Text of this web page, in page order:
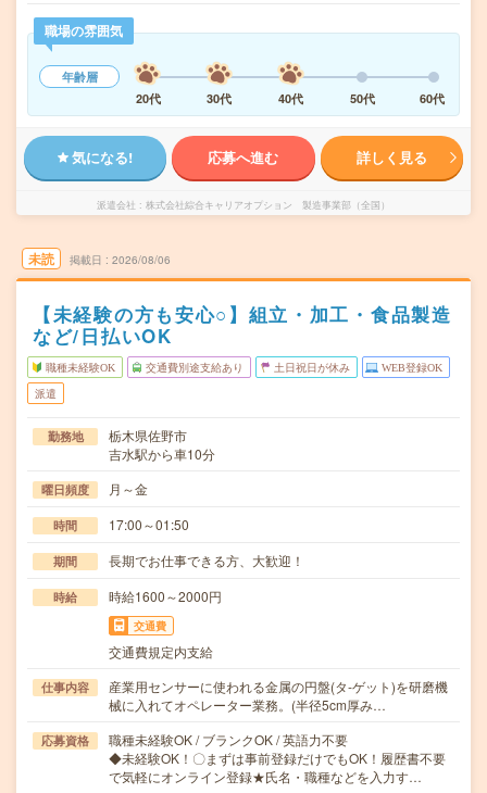
職場の雰囲気
年齢層
20代
30代 40代 50代 60代
気になる! 応募へ進む 詳しく見る
派遣会社 株式会社綜合キャリアオプション 製造事業部（全国）
未読 掲載日 2026/08/06
【未経験の方も安心○】組立・加工・食品製造
など/日払いOK
職種未経験OK 交通費別途支給あり 土日祝日が休み WEB登録OK
派遣
勤務地
栃木県佐野市
吉水駅から車10分
曜日頻度 月～金
時間 17:00～01:50
期間 長期でお仕事できる方、大歓迎！
時給 時給1600～2000円
交通費
交通費規定内支給
仕事内容
産業用センサーに使われる金属の円盤(タ‐ゲット)を研磨機
械に入れてオペレーター業務。(半径5cm厚み…
応募資格
職種未経験OK / ブランクOK / 英語力不要
◆未経験OK！〇まずは事前登録だけでもOK！履歴書不要
で気軽にオンライン登録★氏名・職種などを入力す…